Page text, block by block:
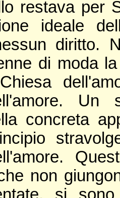
restava per
ideale
diritto.
di moda
Un
concreta
non